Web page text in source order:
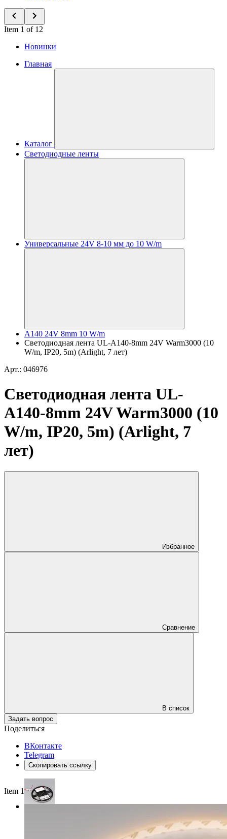
Item 1 of 12
Новинки
Главная
Каталог
Светодиодные ленты
Универсальные 24V 8-10 мм до 10 W/m
A140 24V 8mm 10 W/m
Светодиодная лента UL-A140-8mm 24V Warm3000 (10
W/m, IP20, 5m) (Arlight, 7 лет)
Арт.: 046976
Светодиодная лента UL-
A140-8mm 24V Warm3000 (10
W/m, IP20, 5m) (Arlight, 7
лет)
Избранное
Сравнение
В список
Задать вопрос
Поделиться
ВКонтакте
Telegram
Скопировать ссылку
Item 1 of 3